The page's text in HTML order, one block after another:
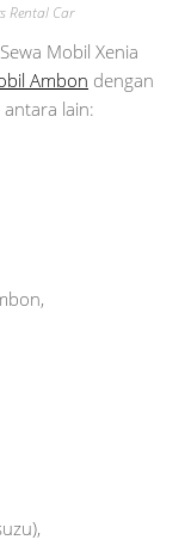
Rental Car
Mobil Xenia
Ambon dengan
lain: